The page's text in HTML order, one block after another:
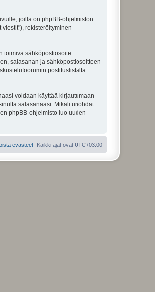
joilla on phpBB-ohjelmiston
rekisteröityminen
toimiva sähköpostiosoite
salasanan ja sähköpostiosoitteen
postituslistalta
voidaan käyttää kirjautumaan
salasanaasi. Mikäli unohdat
phpBB-ohjelmisto luo uuden
Kaikki ajat ovat UTC+03:00
evästeet